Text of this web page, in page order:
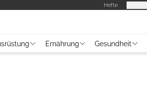
Hefte
Ernährung Gesundheit